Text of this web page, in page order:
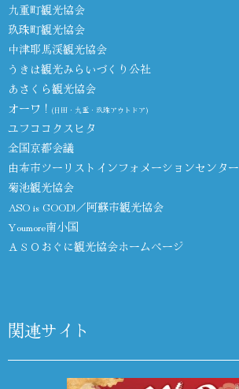
九重町観光協会
玖珠町観光協会
中津耶馬渓観光協会
うきは観光みらいづくり公社
あさくら観光協会
オーワ！ (日田・九重・玖珠アウトドア)
ユフココクスヒタ
全国京都会議
由布市ツーリストインフォメーションセンター
菊池観光協会
ASO is GOOD!／阿蘇市観光協会
Youmore南小国
ＡＳＯおぐに観光協会ホームページ
関連サイト